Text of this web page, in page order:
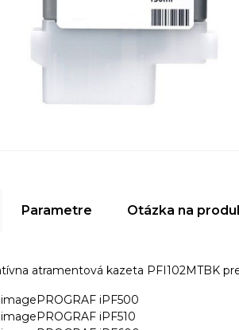
Parametre Otázka na
atramentová kazeta PFI102MTBK p
iPF500
iPF510